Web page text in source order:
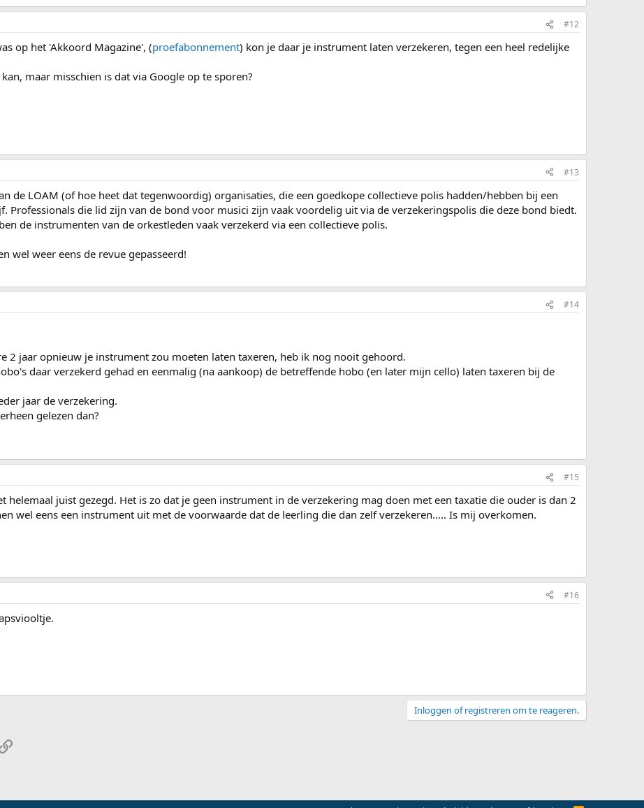
#12
op het 'Akkoord Magazine', (proefabonnement) kon je daar je instrument laten verzekeren, tegen een heel redelijke
maar misschien is dat via Google op te sporen?
#13
de LOAM (of hoe heet dat tegenwoordig) organisaties, die een goedkope collectieve polis hadden/hebben bij een
Professionals die lid zijn van de bond voor musici zijn vaak voordelig uit via de verzekeringspolis die deze bond biedt.
de instrumenten van de orkestleden vaak verzekerd via een collectieve polis.
wel weer eens de revue gepasseerd!
#14
2 jaar opnieuw je instrument zou moeten laten taxeren, heb ik nog nooit gehoord.
daar verzekerd gehad en eenmalig (na aankoop) de betreffende hobo (en later mijn cello) laten taxeren bij de
jaar de verzekering.
gelezen dan?
#15
helemaal juist gezegd. Het is zo dat je geen instrument in de verzekering mag doen met een taxatie die ouder is dan 2
wel eens een instrument uit met de voorwaarde dat de leerling die dan zelf verzekeren..... Is mij overkomen.
#16
Inloggen of registreren om te reageren.
Link